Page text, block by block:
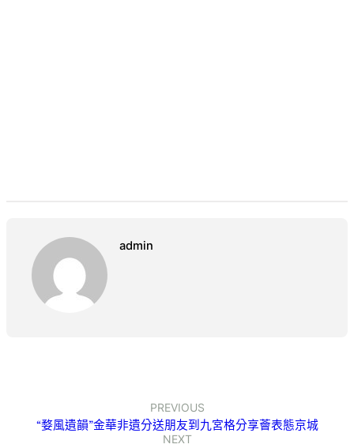
admin
PREVIOUS
“婺風遺韻”金華非遺分送朋友到九宮格分享薈表態京城
NEXT